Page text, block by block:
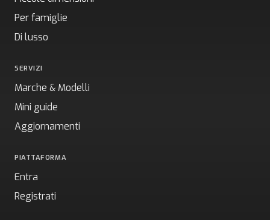
Per famiglie
Di lusso
SERVIZI
Marche & Modelli
Mini guide
Aggiornamenti
PIATTAFORMA
Entra
Registrati